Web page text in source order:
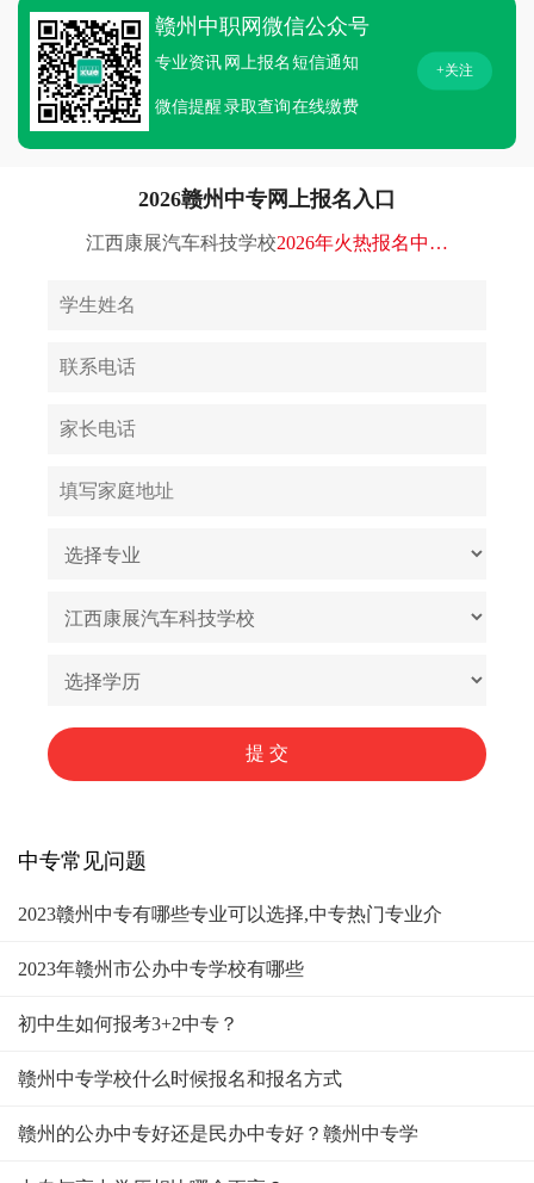
赣州中职网微信公众号
专业资讯 网上报名 短信通知
微信提醒 录取查询在线缴费
+关注
2026赣州中专网上报名入口
江西康展汽车科技学校2026年火热报名中…
中专常见问题
2023赣州中专有哪些专业可以选择,中专热门专业介
2023年赣州市公办中专学校有哪些
初中生如何报考3+2中专？
赣州中专学校什么时候报名和报名方式
赣州的公办中专好还是民办中专好？赣州中专学